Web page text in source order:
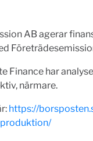
AB agerar
Finance har
närmare.
https://